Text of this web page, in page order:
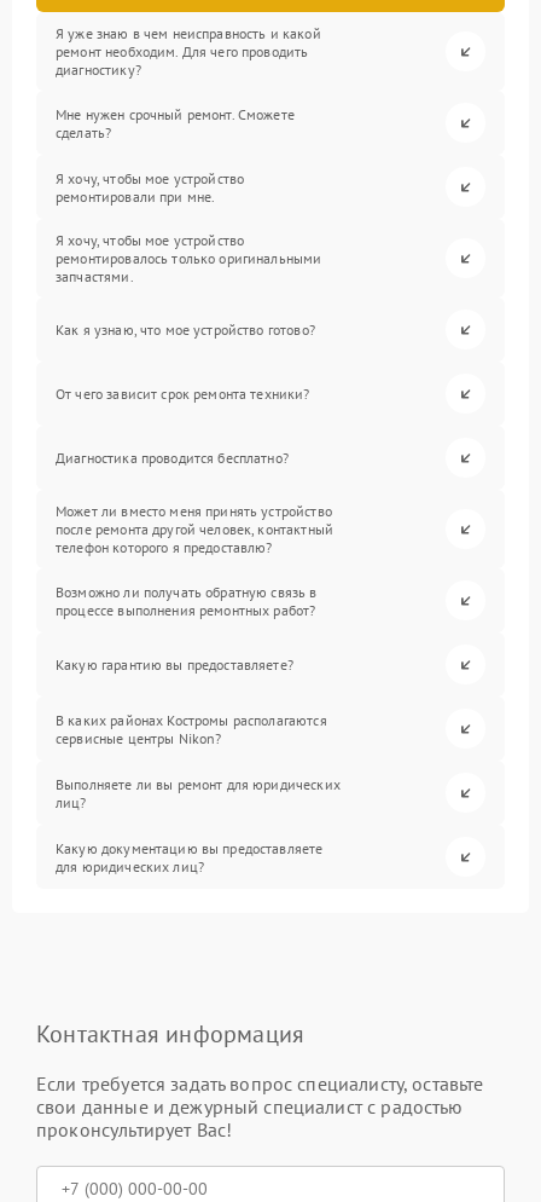
Я уже знаю в чем неисправность и какой
ремонт необходим. Для чего проводить
диагностику?
Мне нужен срочный ремонт. Сможете
сделать?
Я хочу, чтобы мое устройство
ремонтировали при мне.
Я хочу, чтобы мое устройство
ремонтировалось только оригинальными
запчастями.
Как я узнаю, что мое устройство готово?
От чего зависит срок ремонта техники?
Диагностика проводится бесплатно?
Может ли вместо меня принять устройство
после ремонта другой человек, контактный
телефон которого я предоставлю?
Возможно ли получать обратную связь в
процессе выполнения ремонтных работ?
Какую гарантию вы предоставляете?
В каких районах Костромы располагаются
сервисные центры Nikon?
Выполняете ли вы ремонт для юридических
лиц?
Какую документацию вы предоставляете
для юридических лиц?
Контактная информация
Если требуется задать вопрос специалисту, оставьте
свои данные и дежурный специалист с радостью
проконсультирует Вас!